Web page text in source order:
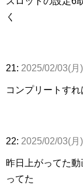
く
21: 2025/02/03(月
コンプリートす
22: 2025/02/03(月
昨日上がってた
ってた